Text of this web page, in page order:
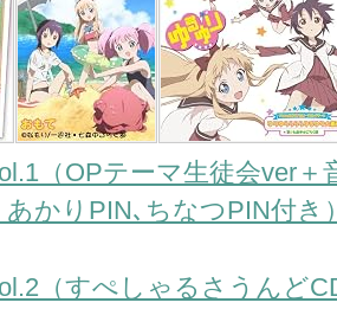
（OPテーマ生徒会ver
あかりPIN､ちなつPIN付き
（すぺしゃるさうんど